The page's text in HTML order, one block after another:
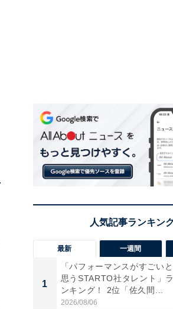
最新 一週間
1
「パフォーマンスがすごいと
思うSTARTO社タレント」ラ
ンキング！ 2位「佐久間...
2026/08/06